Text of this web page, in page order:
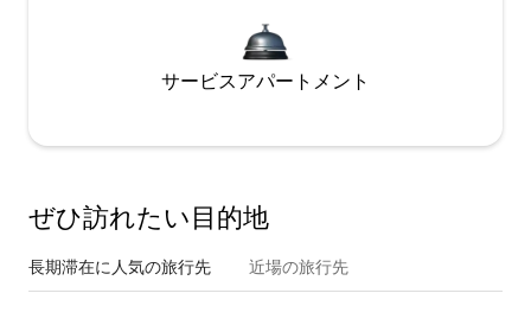
サービスアパートメント
ぜひ訪⁠れ⁠た⁠い目⁠的⁠地
長期滞在に人気の旅行先 近場の旅行先